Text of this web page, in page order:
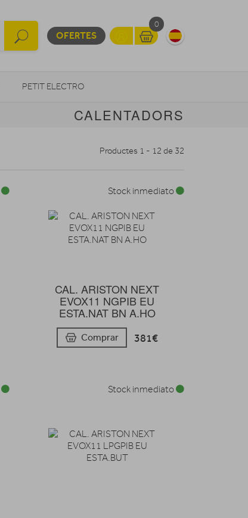
OFERTES
0
PETIT ELECTRO
CALENTADORS
Productes 1 - 12 de 32
CAL. ARISTON NEXT
EVOX11 NGPIB EU
ESTA.NAT BN A.HO
Comprar 381€
Stock inmediato
Stock inmediato